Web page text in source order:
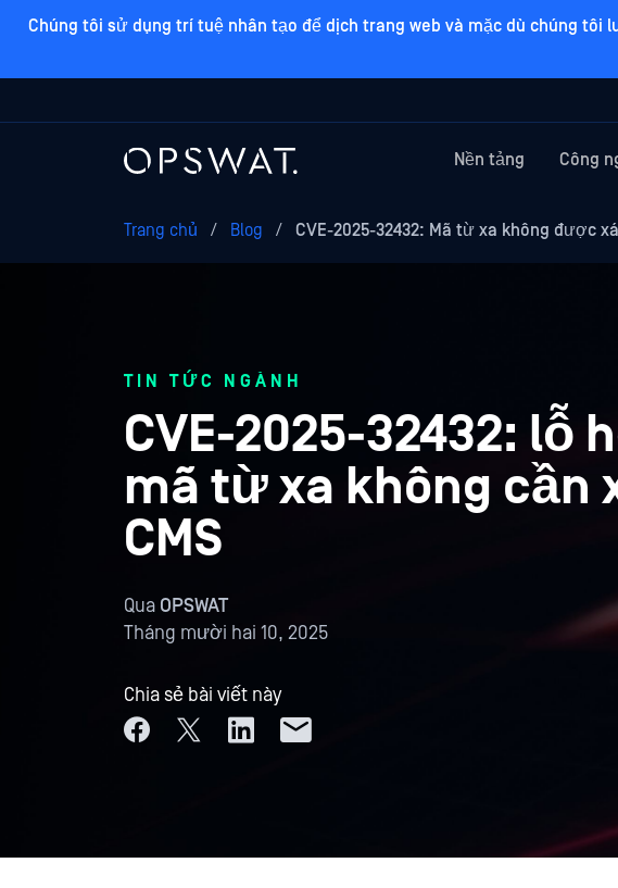
Chúng tôi sử dụng trí tuệ nhân tạo để dịch trang web và mặc dù chúng tôi
Nền tảng Công
Trang chủ / Blog / CVE-2025-32432: Mã từ xa không được
TIN TỨC NGÀNH
CVE-2025-32432:
mã từ xa không cần
CMS
Qua OPSWAT
Tháng mười hai 10, 2025
Chia sẻ bài viết này